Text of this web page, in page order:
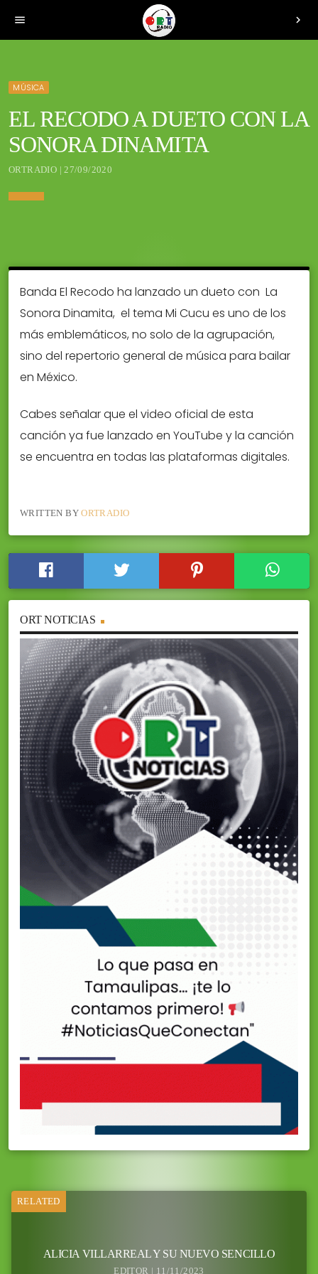
menu chevron_right
MÚSICA
EL RECODO A DUETO CON LA
SONORA DINAMITA
ORTRADIO | 27/09/2020
Banda El Recodo ha lanzado un dueto con La
Sonora Dinamita, el tema Mi Cucu es uno de los
más emblemáticos, no solo de la agrupación,
sino del repertorio general de música para bailar
en México.
Cabes señalar que el video oficial de esta
canción ya fue lanzado en YouTube y la canción
se encuentra en todas las plataformas digitales.
WRITTEN BYORTRADIO
ORT NOTICIAS
RELATED
ALICIA VILLARREAL Y SU NUEVO SENCILLO
EDITOR | 11/11/2023